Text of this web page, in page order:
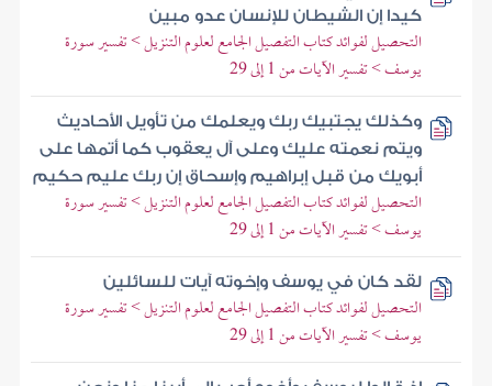
كيدا إن الشيطان للإنسان عدو مبين
التحصيل لفوائد كتاب التفصيل الجامع لعلوم التنزيل > تفسير سورة
يوسف > تفسير الآيات من 1 إلى 29
وكذلك يجتبيك ربك ويعلمك من تأويل الأحاديث
ويتم نعمته عليك وعلى آل يعقوب كما أتمها على
أبويك من قبل إبراهيم وإسحاق إن ربك عليم حكيم
التحصيل لفوائد كتاب التفصيل الجامع لعلوم التنزيل > تفسير سورة
يوسف > تفسير الآيات من 1 إلى 29
لقد كان في يوسف وإخوته آيات للسائلين
التحصيل لفوائد كتاب التفصيل الجامع لعلوم التنزيل > تفسير سورة
يوسف > تفسير الآيات من 1 إلى 29